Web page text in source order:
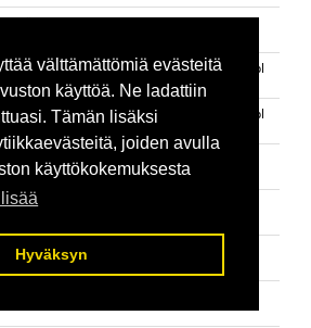
välttämättömiä evästeitä
käyttöä. Ne ladattiin
Tämän lisäksi
joiden avulla
käyttökokemuksesta
Hyväksyn
1.90 € / m
55.00 € / kpl
49.00 € / kpl
6m